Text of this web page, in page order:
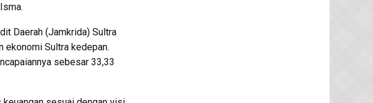
Daerah (Jamkrida) Sultra
ekonomi Sultra kedepan.
sebesar 33,33